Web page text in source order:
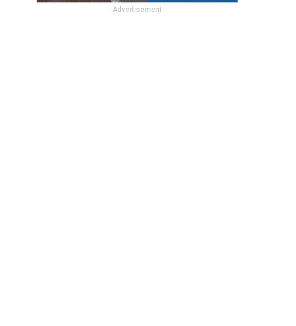
- Advertisement -